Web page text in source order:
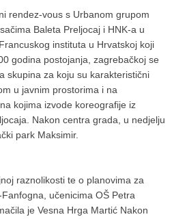
rendez-vous s Urbanom grupom
Baleta Preljocaj i HNK-a u
instituta u Hrvatskoj koji
godina postojanja, zagrebačkoj se
skupina za koju su karakteristični
u javnim prostorima i na
kojima izvode koreografije iz
Nakon centra grada, u nedjelju
park Maksimir.
raznolikosti te o planovima za
učenicima OŠ Petra
je Vesna Hrga Martić Nakon